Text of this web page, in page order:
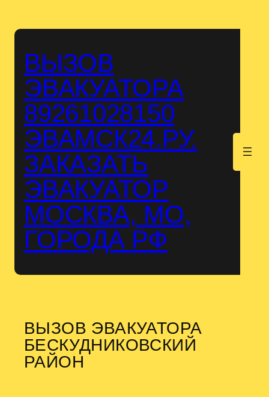
ВЫЗОВ
ЭВАКУАТОРА
89261028150
ЭВАМСК24.РУ.
ЗАКАЗАТЬ
ЭВАКУАТОР
МОСКВА, МО,
ГОРОДА РФ
ВЫЗОВ ЭВАКУАТОРА
БЕСКУДНИКОВСКИЙ
РАЙОН